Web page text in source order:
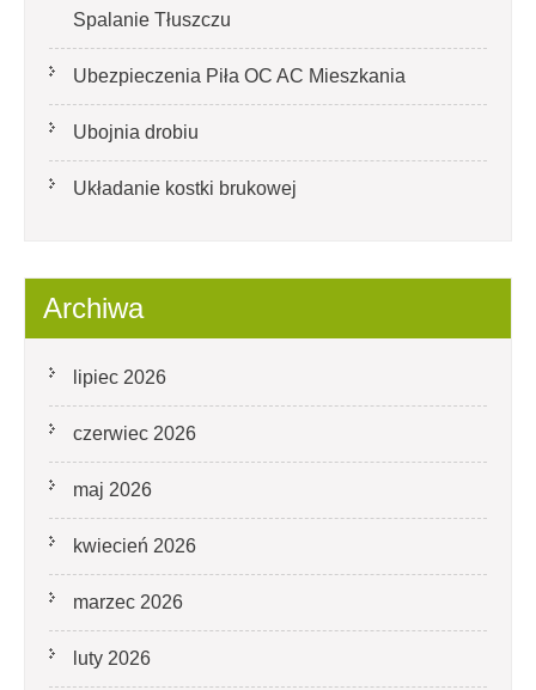
Spalanie Tłuszczu
Ubezpieczenia Piła OC AC Mieszkania
Ubojnia drobiu
Układanie kostki brukowej
Archiwa
lipiec 2026
czerwiec 2026
maj 2026
kwiecień 2026
marzec 2026
luty 2026